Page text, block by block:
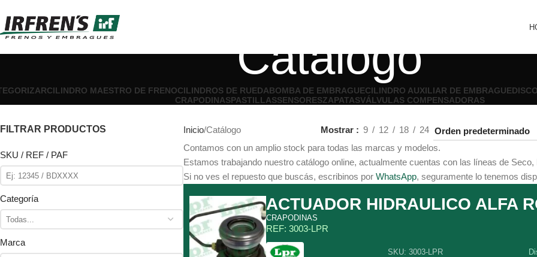
Catálogo
CILINDRO MAESTRO DE FRENOCILINDROS DE RUEDABOMBA DE EMBRAGUECILINDRO AUXILIAR DE EMBRAGUE
CRAPODINASPASTILLASSENSORESZAPATASVÁLVULAS COMPENSADORAS
FILTRAR PRODUCTOS
SKU / REF / PAF
Categoría
Marca
Inicio Catálogo Mostrar 9 12 18
24
Contamos con un amplio stock para todas las marcas y modelos.
Estamos trabajando nuestro catálogo online, actualmente cuentas con las líneas de Seco,
Si no ves el repuesto que buscás, escribinos por WhatsApp, seguramente lo tenemos
ACTUADOR HIDRAULICO ALFA
CRAPODINAS
REF: 3003-LPR
SKU: 3003-LPR